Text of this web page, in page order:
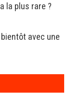
la plus rare ?
avec une